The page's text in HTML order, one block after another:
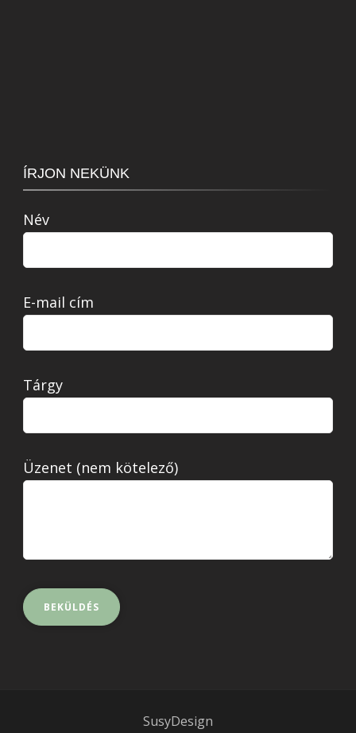
ÍRJON NEKÜNK
Név
E-mail cím
Tárgy
Üzenet (nem kötelező)
SusyDesign